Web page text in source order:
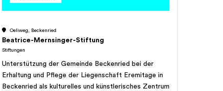
Oeliweg, Beckenried
Beatrice-Mernsinger-Stiftung
Stiftungen
Unterstützung der Gemeinde Beckenried bei der
Erhaltung und Pflege der Liegenschaft Eremitage in
Beckenried als kulturelles und künstlerisches Zentrum